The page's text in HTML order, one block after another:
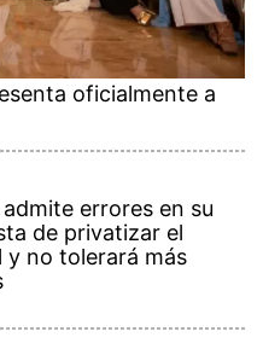
oficialmente a
admite errores en su
de privatizar el
y no tolerará más